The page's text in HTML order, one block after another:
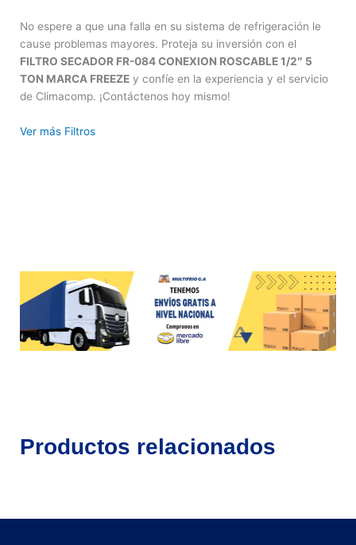
No espere a que una falla en su sistema de refrigeración le
cause problemas mayores. Proteja su inversión con el
FILTRO SECADOR FR-084 CONEXION ROSCABLE 1/2″ 5
TON MARCA FREEZE y confíe en la experiencia y el servicio
de Climacomp. ¡Contáctenos hoy mismo!
Ver más Filtros
Productos relacionados